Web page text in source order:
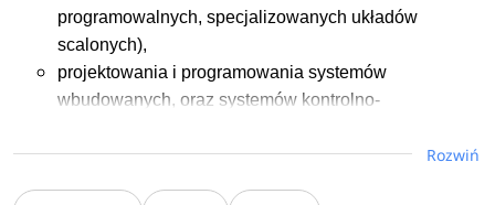
programowalnych, specjalizowanych układów
scalonych),
projektowania i programowania systemów
wbudowanych, oraz systemów kontrolno-
Rozwiń